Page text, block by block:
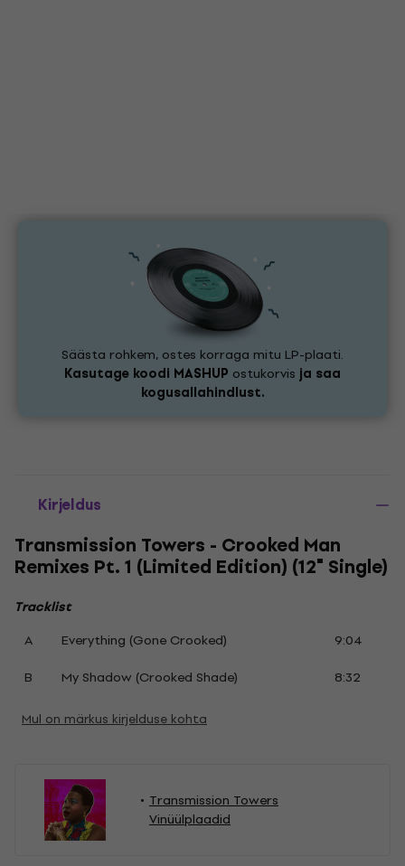
Säästa rohkem, ostes korraga mitu LP-plaati.
Kasutage koodi MASHUP ostukorvis ja saa
kogusallahindlust.
Kirjeldus
Transmission Towers - Crooked Man
Remixes Pt. 1 (Limited Edition) (12" Single)
Tracklist
A
Everything (Gone Crooked)
9:04
B
My Shadow (Crooked Shade) 8:32
Mul on märkus kirjelduse kohta
Transmission Towers
Vinüülplaadid